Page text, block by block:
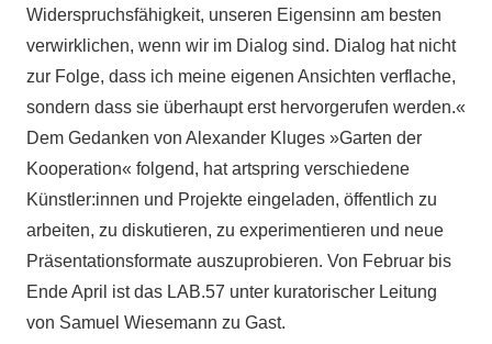
Widerspruchsfähigkeit, unseren Eigensinn am besten
verwirklichen, wenn wir im Dialog sind. Dialog hat nicht
zur Folge, dass ich meine eigenen Ansichten verflache,
sondern dass sie überhaupt erst hervorgerufen werden.«
Dem Gedanken von Alexander Kluges »Garten der
Kooperation« folgend, hat artspring verschiedene
Künstler:innen und Projekte eingeladen, öffentlich zu
arbeiten, zu diskutieren, zu experimentieren und neue
Präsentationsformate auszuprobieren. Von Februar bis
Ende April ist das LAB.57 unter kuratorischer Leitung
von Samuel Wiesemann zu Gast.